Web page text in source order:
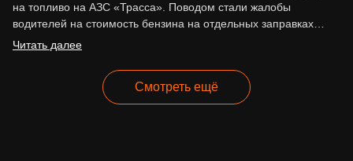
на топливо на АЗС «Трасса». Поводом стали жалобы
водителей на стоимость бензина на отдельных заправках
сети. По сообщениям…
Читать далее
Смотреть ещё